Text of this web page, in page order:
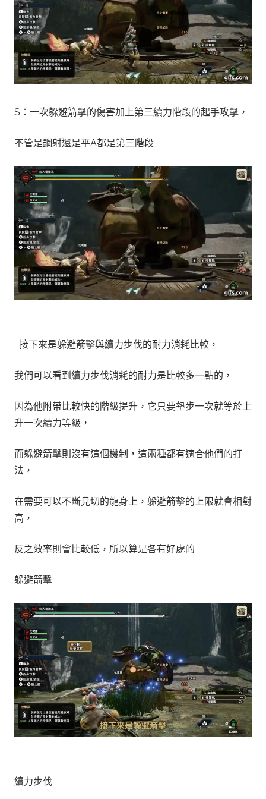
S：一次躲避箭擊的傷害加上第三續力階段的起手攻擊，
不管是鋼射還是平A都是第三階段
接下來是躲避箭擊與續力步伐的耐力消耗比較 ，
我們可以看到續力步伐消耗的耐力是比較多一點的，
因為他附帶比較快的階級提升，它只要墊步一次就等於上
升一次續力等級，
而躲避箭擊則沒有這個機制，這兩種都有適合他們的打
法，
在需要可以不斷見切的龍身上，躲避箭擊的上限就會相對
高，
反之效率則會比較低，所以算是各有好處的
躲避箭擊
續力步伐